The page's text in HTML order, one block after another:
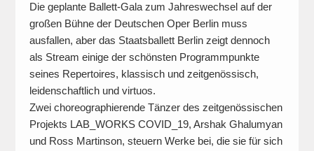
Die geplante Ballett-Gala zum Jahreswechsel auf der
großen Bühne der Deutschen Oper Berlin muss
ausfallen, aber das Staatsballett Berlin zeigt dennoch
als Stream einige der schönsten Programmpunkte
seines Repertoires, klassisch und zeitgenössisch,
leidenschaftlich und virtuos.
Zwei choreographierende Tänzer des zeitgenössischen
Projekts LAB_WORKS COVID_19, Arshak Ghalumyan
und Ross Martinson, steuern Werke bei, die sie für sich